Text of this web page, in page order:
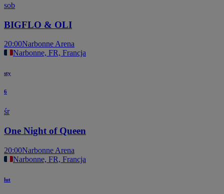
sob
BIGFLO & OLI
20:00Narbonne Arena
Narbonne, FR, Francja
sty
6
śr
One Night of Queen
20:00Narbonne Arena
Narbonne, FR, Francja
lut